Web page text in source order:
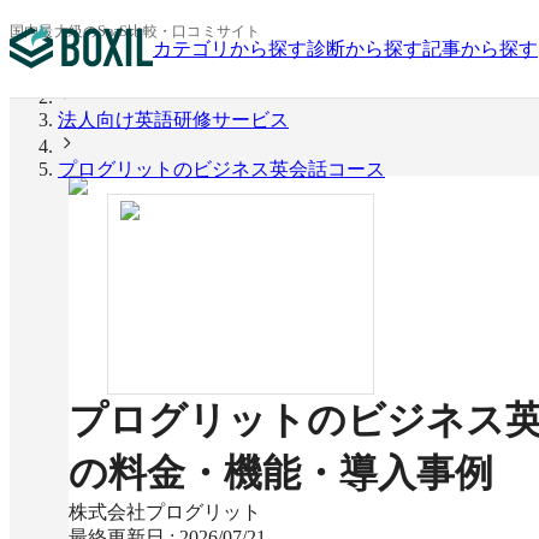
国内最大級のSaaS比較・口コミサイト
カテゴリから探す診断から探す記事から探す
BOXIL
法人向け英語研修サービス
プログリットのビジネス英会話コース
プログリットのビジネス
の料金・機能・導入事例
株式会社プログリット